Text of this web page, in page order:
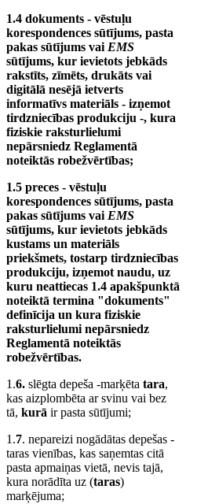
1.4 dokuments - vēstuļu
korespondences sūtījums, pasta
pakas sūtījums vaiEMS
sūtījums, kur ievietots jebkāds
rakstīts, zīmēts, drukāts vai
digitālā nesējā ietverts
informatīvs materiāls - izņemot
tirdzniecības produkciju -, kura
fiziskie raksturlielumi
nepārsniedz Reglamentā
noteiktās robežvērtības;
1.5 preces - vēstuļu
korespondences sūtījums, pasta
pakas sūtījums vaiEMS
sūtījums, kur ievietots jebkāds
kustams un materiāls
priekšmets, tostarp tirdzniecības
produkciju, izņemot naudu, uz
kuru neattiecas 1.4 apakšpunktā
noteiktā termina "dokuments"
definīcija un kura fiziskie
raksturlielumi nepārsniedz
Reglamentā noteiktās
robežvērtības.
1.6. slēgta depeša -marķēta tara,
kas aizplombēta ar svinu vai bez
tā, kurā ir pasta sūtījumi;
1.7. nepareizi nogādātas depešas -
taras vienības, kas saņemtas citā
pasta apmaiņas vietā, nevis tajā,
kura norādīta uz (taras)
marķējuma;